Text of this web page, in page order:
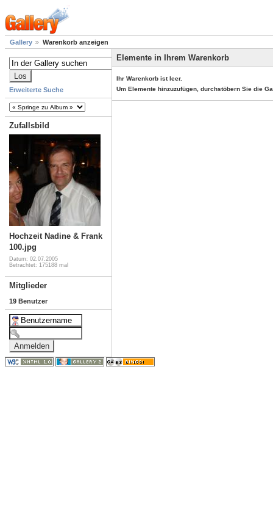
Gallery Warenkorb anzeigen
Erweiterte Suche
Zufallsbild
Hochzeit Nadine & Frank
100.jpg
Datum: 02.07.2005
Betrachtet: 175188 mal
Mitglieder
19 Benutzer
Elemente in Ihrem Warenkorb
Ihr Warenkorb ist leer.
Um Elemente hinzuzufügen, durchstöbern Sie die